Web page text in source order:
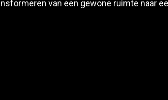
van een gewone ruimte naar